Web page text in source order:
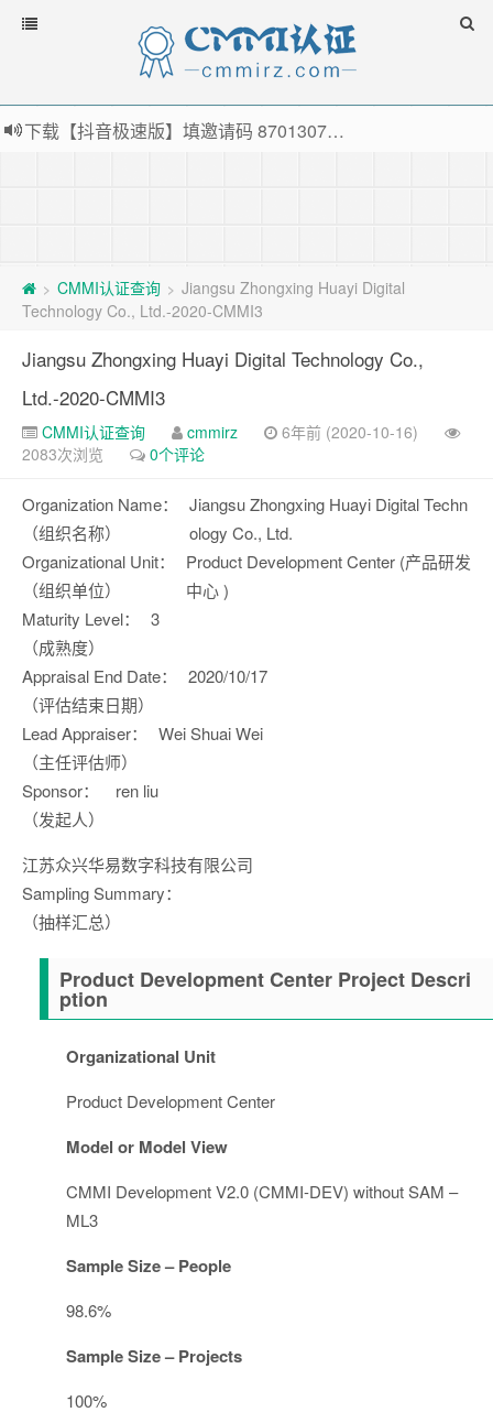
下载【抖音极速版】填邀请码 870130746 即可领38元红包，可立即支付宝提现！！
> CMMI认证查询 > Jiangsu Zhongxing Huayi Digital
Technology Co., Ltd.-2020-CMMI3
Jiangsu Zhongxing Huayi Digital Technology Co.,
Ltd.-2020-CMMI3
CMMI认证查询 cmmirz
6年前 (2020-10-16)
2083次浏览
0个评论
Organization Name：
（组织名称）
Jiangsu Zhongxing Huayi Digital Techn
ology Co., Ltd.
Organizational Unit：
（组织单位）
Product Development Center (产品研发
中心 )
Maturity Level：
（成熟度）
3
Appraisal End Date：
（评估结束日期）
2020/10/17
Lead Appraiser：
（主任评估师）
Wei Shuai Wei
Sponsor：
（发起人）
ren liu
江苏众兴华易数字科技有限公司
Sampling Summary：
（抽样汇总）
Product Development Center Project Descri
ption
Organizational Unit
Product Development Center
Model or Model View
CMMI Development V2.0 (CMMI-DEV) without SAM –
ML3
Sample Size – People
98.6%
Sample Size – Projects
100%